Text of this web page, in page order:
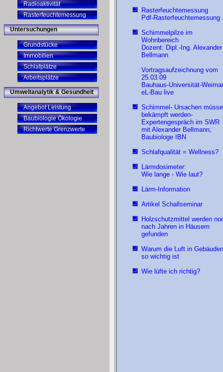
Radioaktivität
Rasterfeuchtemessung
Untersuchungen
Grundstücke
Immobilien
Schlafplätze
Arbeitsplätze
Umweltanalytik & Gesundheit
Angebot Leistung
Baubiologie Ökologie
Richtwerte Grenzwerte
Rasterfeuchtemessung
Pdf-Rasterfeuchtemessung
Schimmelpilze im
Wohnbereich
Dozent: Dipl.-Ing. Alexander
Bellmann
Vortragsaufzeichnung vom
25.03.09
Bauhaus-Universität-
eL-Bau live
Schimmel- Ursachen
bekämpft werden-
Expertengespräch im SWR
mit Alexander Bellmann,
Baubiologe IBN
Schlafqualität = Wellness?
Lärmdosimeter:
Wie lange - Wie laut?
Lärm-Information
Artikel Schallseminar
Holzschutzmittel werden
nach Jahren in Häusern
gefunden
Warum die Luft in Gebäuden
so wichtig ist
Wie lüfte ich richtig?